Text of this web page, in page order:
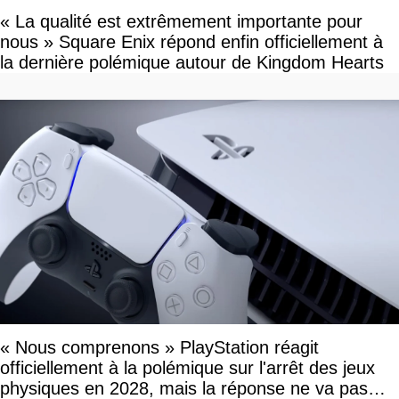
« La qualité est extrêmement importante pour
nous » Square Enix répond enfin officiellement à
la dernière polémique autour de Kingdom Hearts
« Nous comprenons » PlayStation réagit
officiellement à la polémique sur l'arrêt des jeux
physiques en 2028, mais la réponse ne va pas